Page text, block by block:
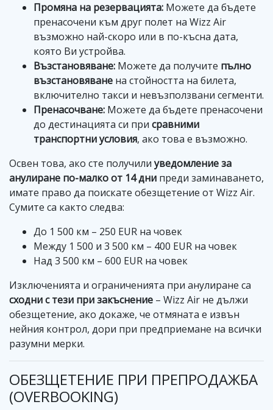
Промяна на резервацията: Можете да бъдете
пренасочени към друг полет на Wizz Air
възможно най-скоро или в по-късна дата,
която Ви устройва.
Възстановяване: Можете да получите пълно
възстановяване на стойността на билета,
включително такси и невъзползвани сегменти.
Пренасочване: Можете да бъдете пренасочени
до дестинацията си при сравними
транспортни условия, ако това е възможно.
Освен това, ако сте получилиуведомление за
анулиране по-малко от 14 дни преди заминаването,
имате право да поискате обезщетение от Wizz Air.
Сумите са както следва:
До 1 500 км – 250 EUR на човек
Между 1 500 и 3 500 км – 400 EUR на човек
Над 3 500 км – 600 EUR на човек
Изключенията и ограниченията при анулиране са
сходни с тези при закъснение – Wizz Air не дължи
обезщетение, ако докаже, че отмяната е извън
нейния контрол, дори при предприемане на всички
разумни мерки.
ОБЕЗЩЕТЕНИЕ ПРИ ПРЕПРОДАЖБА
(OVERBOOKING)